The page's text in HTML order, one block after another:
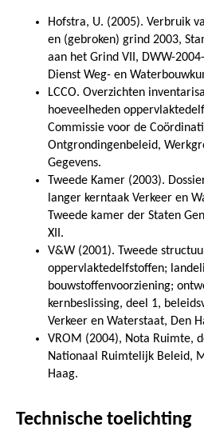
Hofstra, U. (2005). Verbruik
en (gebroken) grind 2003,
aan het Grind VII, DWW-
Dienst Weg- en
LCCO. Overzichten
hoeveelheden
Commissie voor de
Ontgrondingenbeleid,
Gegevens.
Tweede Kamer (2003).
langer kerntaak Verkeer en
Tweede kamer der Staten
XII.
V&W (2001). Tweede
oppervlaktedelfstoffen;
bouwstoffenvoorziening;
kernbeslissing, deel 1,
Verkeer en Waterstaat, Den
VROM (2004), Nota Ruimte,
Nationaal Ruimtelijk Beleid,
Haag.
Technische toelichting